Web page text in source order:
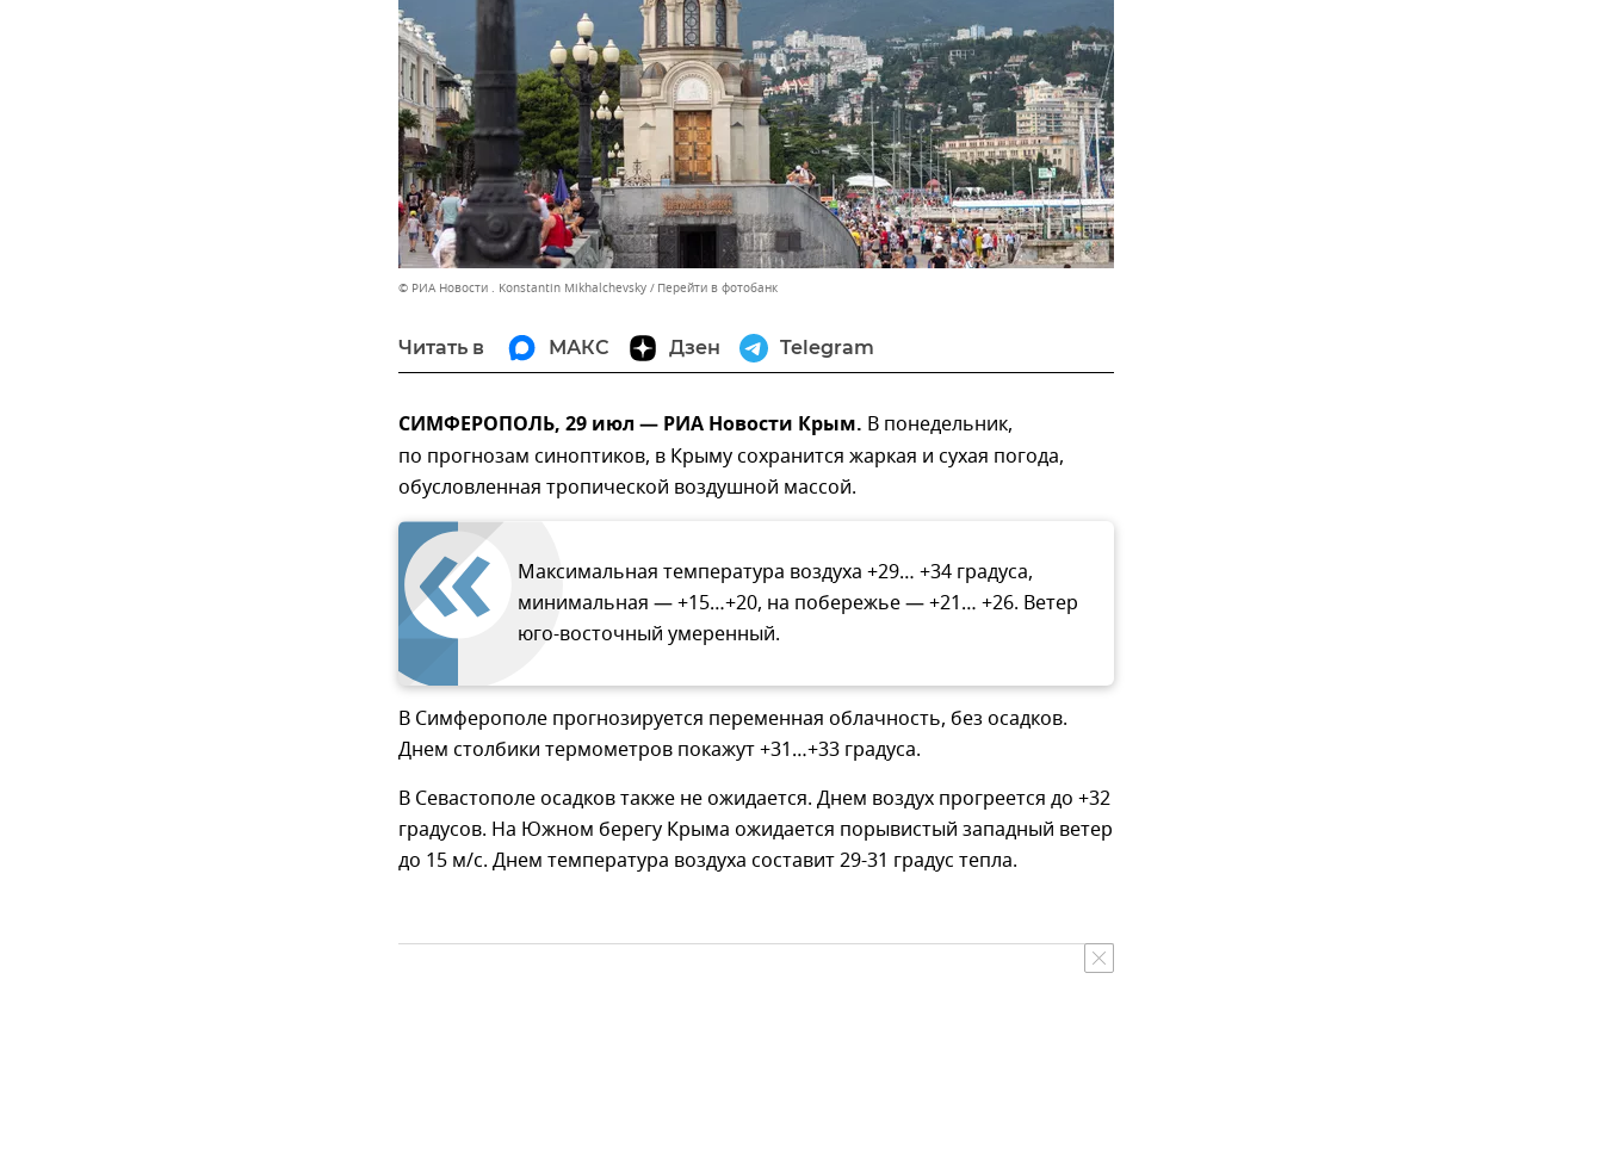
© РИА Новости . Konstantin Mikhalchevsky Перейти в фотобанк
Читать в МАКС Дзен Telegram
СИМФЕРОПОЛЬ, 29 июл — РИА Новости Крым. В понедельник,
по прогнозам синоптиков, в Крыму сохранится жаркая и сухая погода,
обусловленная тропической воздушной массой.
Максимальная температура воздуха +29… +34 градуса,
минимальная — +15…+20, на побережье — +21… +26. Ветер
юго-восточный умеренный.
В Симферополе прогнозируется переменная облачность, без осадков.
Днем столбики термометров покажут +31…+33 градуса.
В Севастополе осадков также не ожидается. Днем воздух прогреется до +32
градусов. На Южном берегу Крыма ожидается порывистый западный ветер
до 15 м/с. Днем температура воздуха составит 29-31 градус тепла.